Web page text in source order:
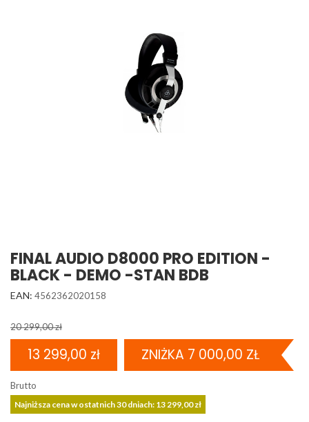
FINAL AUDIO D8000 PRO EDITION -
BLACK - DEMO -STAN BDB
EAN: 4562362020158
20 299,00 zł
13 299,00 zł ZNIŻKA 7 000,00 ZŁ
Brutto
Najniższa cena w ostatnich 30 dniach: 13 299,00 zł